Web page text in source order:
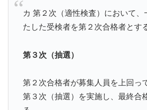
カ 第２次（適性検査）において、
たした受検者を第２次合格者とす
第３次（抽選）
第２次合格者が募集人員を上回っ
第３次（抽選）を実施し、最終合